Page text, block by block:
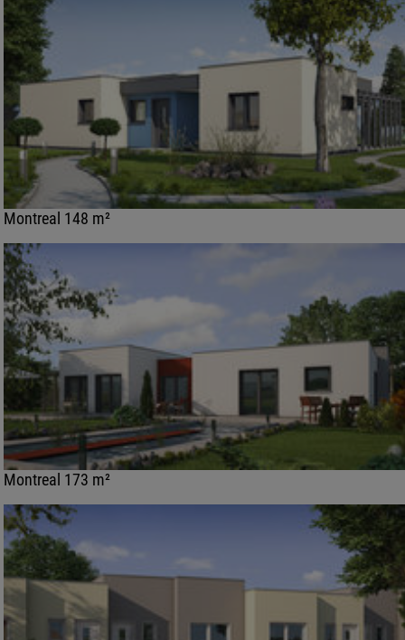
Montreal 148 m²
Montreal 173 m²